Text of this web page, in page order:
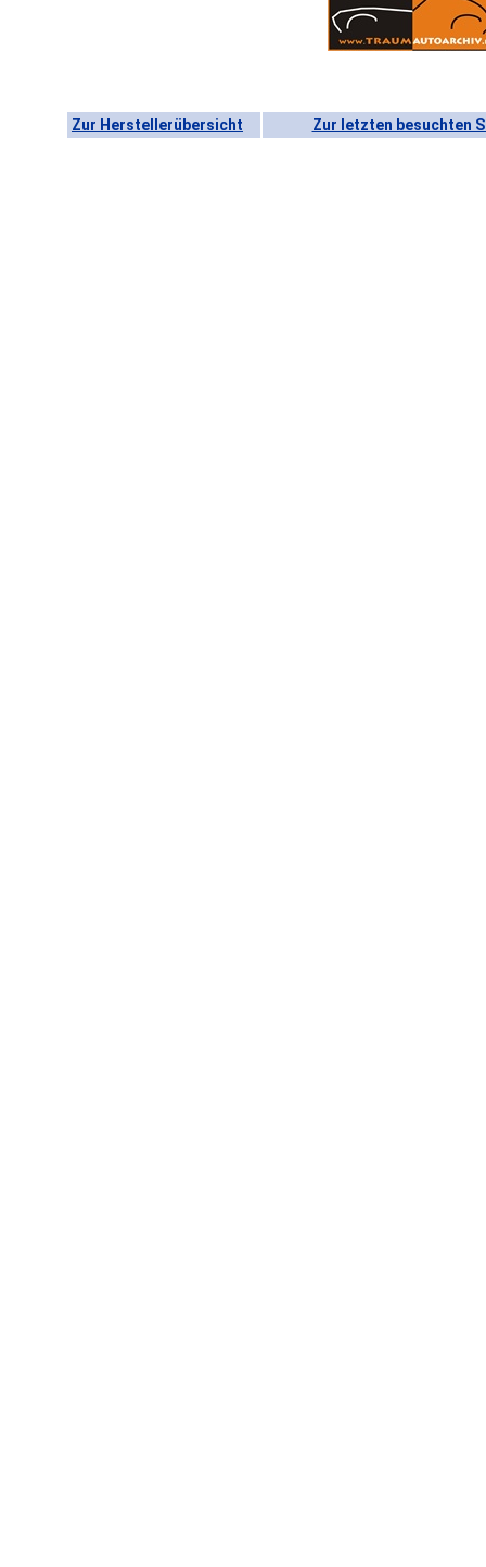
Zur Herstellerübersicht Zur letzten besuchten